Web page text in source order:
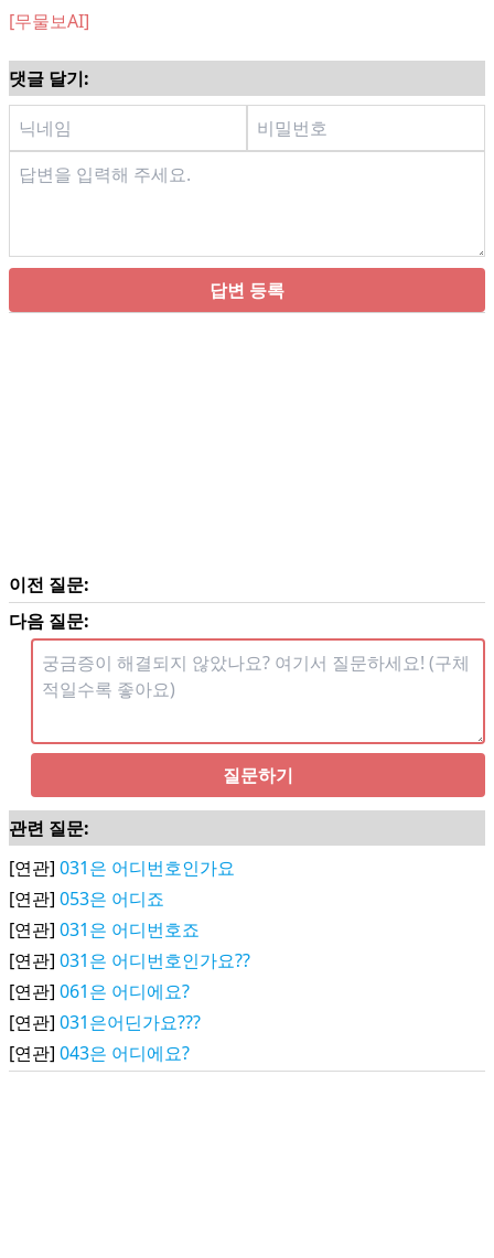
[무물보AI]
댓글 달기:
답변 등록
이전 질문:
다음 질문:
질문하기
관련 질문:
[연관] 031은 어디번호인가요
[연관] 053은 어디죠
[연관] 031은 어디번호죠
[연관] 031은 어디번호인가요??
[연관] 061은 어디에요?
[연관] 031은어딘가요???
[연관] 043은 어디에요?